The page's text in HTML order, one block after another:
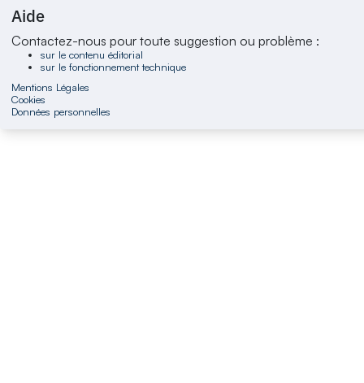
Aide
Contactez-nous pour toute suggestion ou problème :
sur le contenu éditorial
sur le fonctionnement technique
Mentions Légales
Cookies
Données personnelles